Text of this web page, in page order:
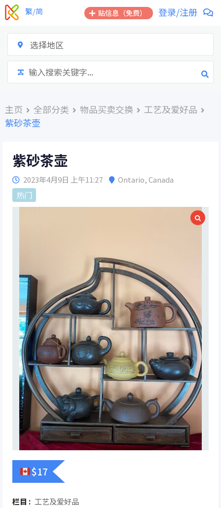
跳
到
贴信息（免费） 登录/注册
繁/简
选择地区
主页 全部分类 物品买卖交换
工艺及爱好品
紫砂茶壶
紫砂茶壶
2023年4月9日 上午11:27 Ontario,Canada
热门
$17
栏目 : 工艺及爱好品